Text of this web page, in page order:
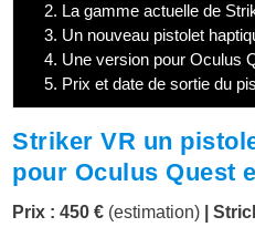
2. La gamme actuelle de
3. Un nouveau pistolet
4. Une version pour Oculus
5. Prix et date de sortie du
Striker VR un
pour Oculus Quest
Prix : 450 € (estimation) |